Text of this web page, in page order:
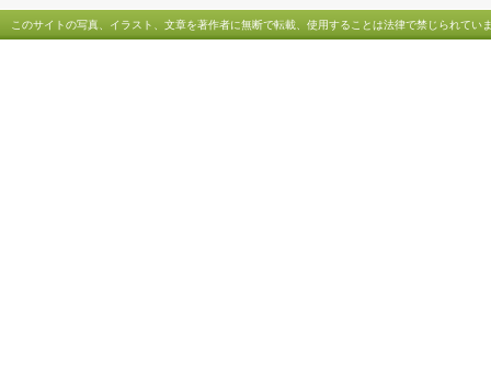
このサイトの写真、イラスト、文章を著作者に無断で転載、使用することは法律で禁じられてい